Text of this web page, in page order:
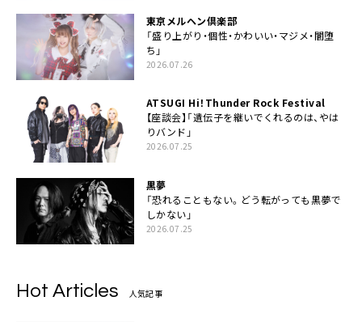
東京メルヘン倶楽部
「盛り上がり・個性・かわいい・マジメ・闇堕
ち」
2026.07.26
ATSUGI Hi！Thunder Rock Festival
【座談会】「遺伝子を継いでくれるのは、やは
りバンド」
2026.07.25
黒夢
「恐れることもない。どう転がっても黒夢で
しかない」
2026.07.25
Hot Articles 人気記事